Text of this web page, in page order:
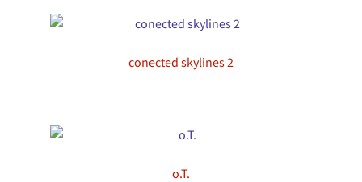
conected skylines 2
o.T.